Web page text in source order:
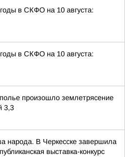
в СКФО на 10 августа:
в СКФО на 10 августа:
произошло землетрясение
3,3
народа. В Черкесске завершила
выставка-конкурс